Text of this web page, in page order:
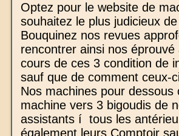
Optez pour le website de
souhaitez le plus judicieux
Bouquinez nos revues
rencontrer ainsi nos
cours de ces 3 condition de
sauf que de comment ceux-
Nos machines pour
machine vers 3 bigoudis de
assistants í tous les
également leurs Comptoir